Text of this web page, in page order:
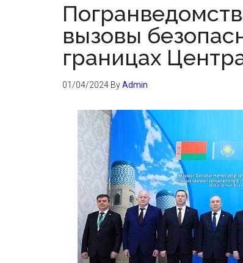
вызовы
границах
01/04/2024 ByAdmin